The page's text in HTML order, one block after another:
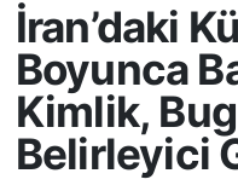
İran’daki
Boyunca
Kimlik,
Belirleyici
HAMBURG
SPOR
DEUTSCH
Puan Durumu
Tüm Manşetler
Son Dakika